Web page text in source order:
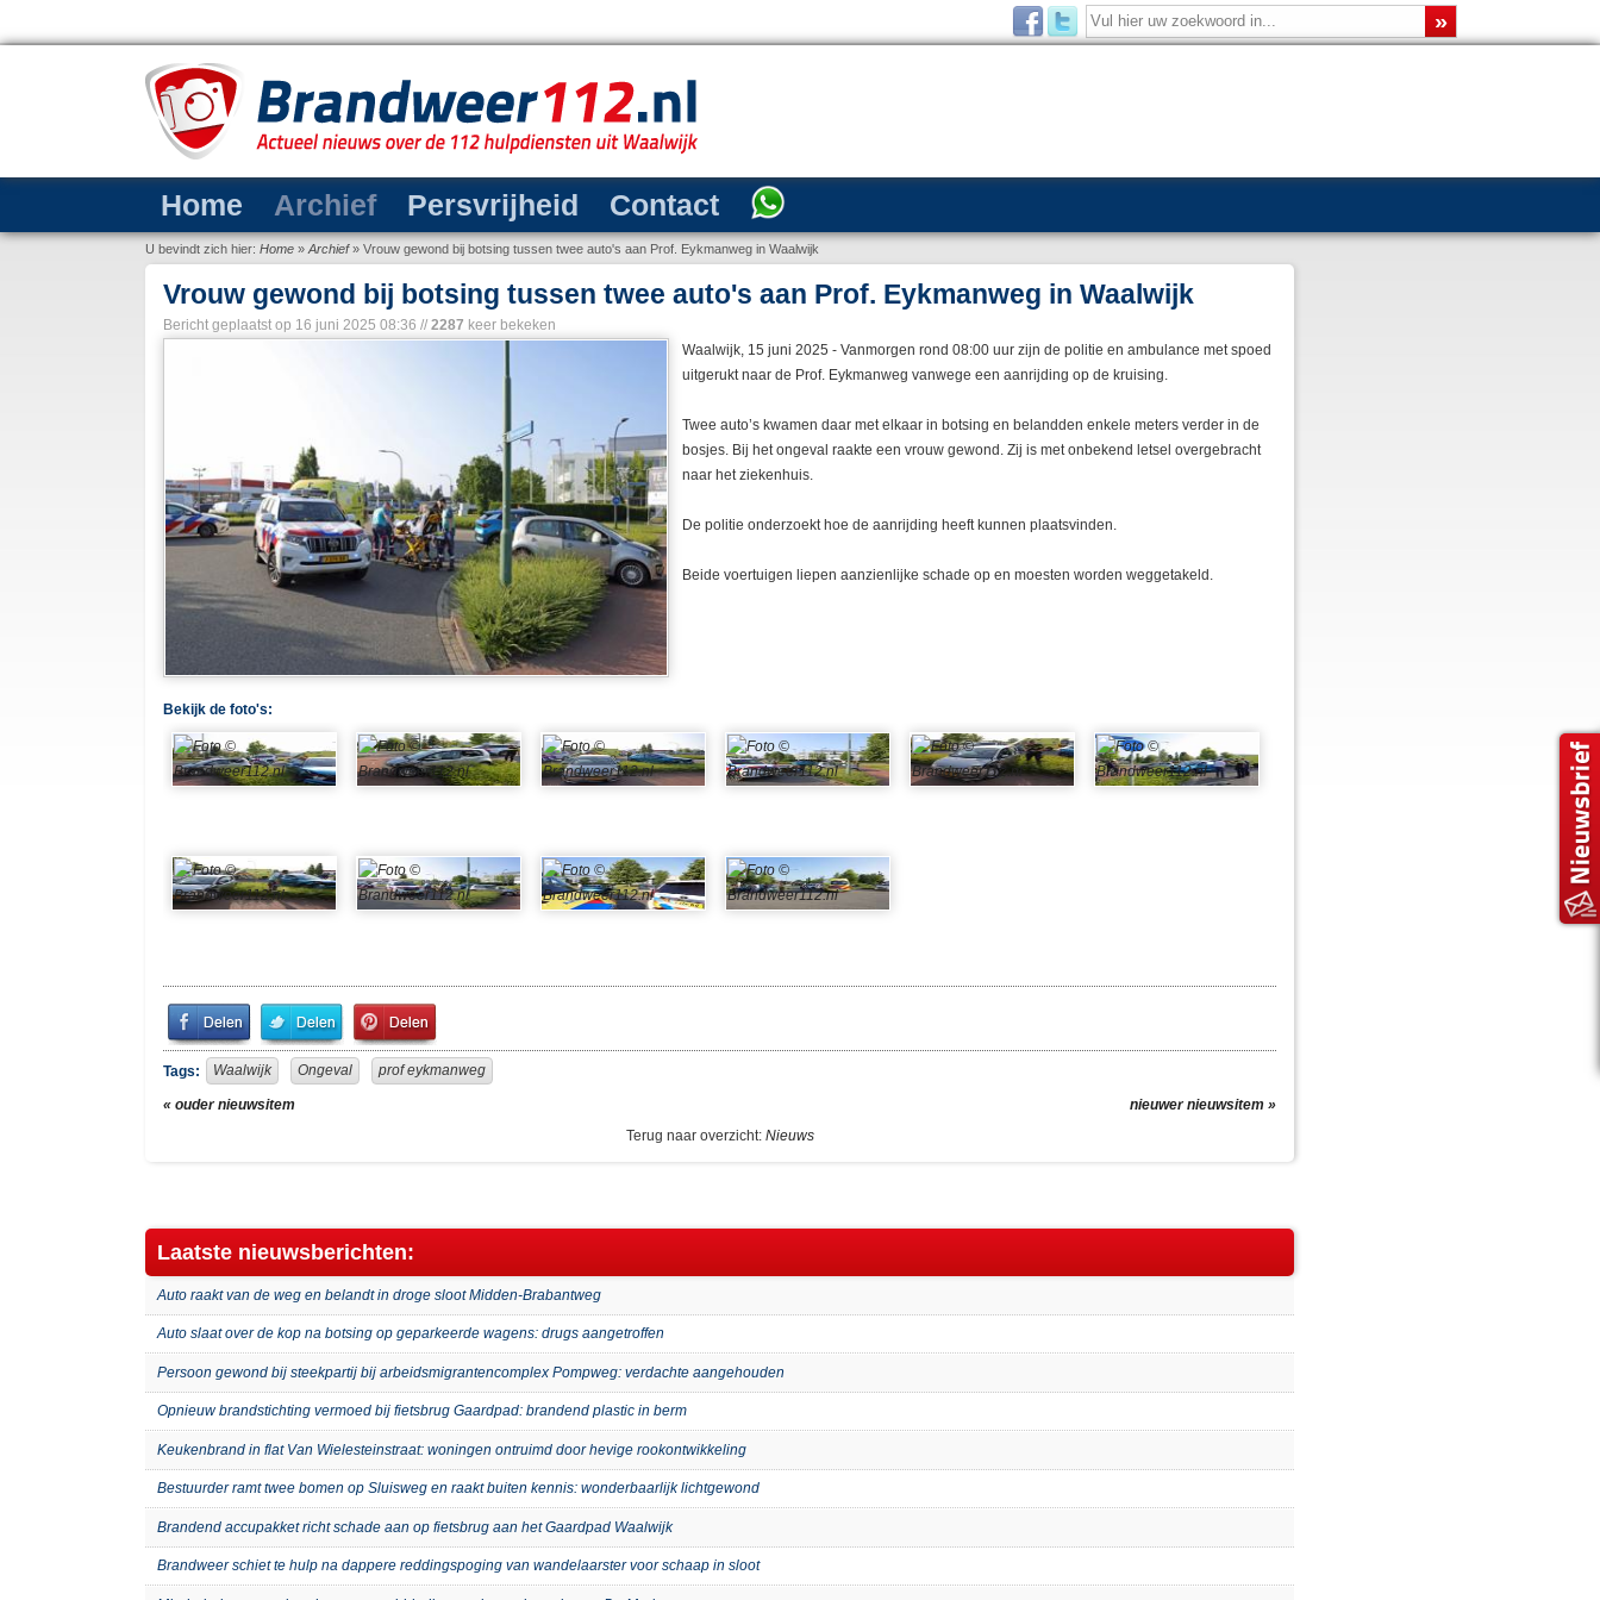
Home Archief Persvrijheid Contact
U bevindt zich hier: Home » Archief» Vrouw gewond bij botsing tussen twee auto's aan Prof. Eykmanweg in Waalwijk
Vrouw gewond bij botsing tussen twee auto's aan Prof. Eykmanweg in Waalwijk
Bericht geplaatst op 16 juni 2025 08:36 // 2287 keer bekeken
Waalwijk, 15 juni 2025 - Vanmorgen rond 08:00 uur zijn de politie en ambulance met spoed
uitgerukt naar de Prof. Eykmanweg vanwege een aanrijding op de kruising.
Twee auto’s kwamen daar met elkaar in botsing en belandden enkele meters verder in de
bosjes. Bij het ongeval raakte een vrouw gewond. Zij is met onbekend letsel overgebracht
naar het ziekenhuis.
De politie onderzoekt hoe de aanrijding heeft kunnen plaatsvinden.
Beide voertuigen liepen aanzienlijke schade op en moesten worden weggetakeld.
Bekijk de foto's:
Share
on
Facebook
Share
on
Twitter
Pin
It!
Tags:
Waalwijk Ongeval prof eykmanweg
« ouder nieuwsitem
nieuwer nieuwsitem »
Terug naar overzicht: Nieuws
Laatste nieuwsberichten:
Auto raakt van de weg en belandt in droge sloot Midden-Brabantweg
Auto slaat over de kop na botsing op geparkeerde wagens: drugs aangetroffen
Persoon gewond bij steekpartij bij arbeidsmigrantencomplex Pompweg: verdachte aangehouden
Opnieuw brandstichting vermoed bij fietsbrug Gaardpad: brandend plastic in berm
Keukenbrand in flat Van Wielesteinstraat: woningen ontruimd door hevige rookontwikkeling
Bestuurder ramt twee bomen op Sluisweg en raakt buiten kennis: wonderbaarlijk lichtgewond
Brandend accupakket richt schade aan op fietsbrug aan het Gaardpad Waalwijk
Brandweer schiet te hulp na dappere reddingspoging van wandelaarster voor schaap in sloot